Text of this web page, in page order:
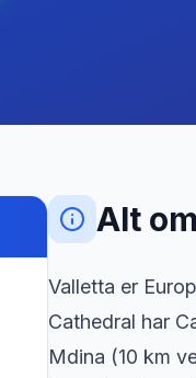
Alt
Valletta er
Cathedral har
Mdina (10 km